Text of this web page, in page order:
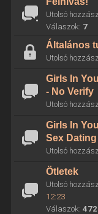
Utolsó
Válaszok: 7
Általános
Utolsó
Girls In
- No Verify
Utolsó
Girls In
Sex Dating
Utolsó
Ötletek
Utolsó
12:23
Válaszok: 472